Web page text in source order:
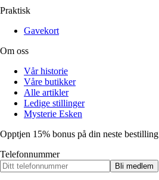
Praktisk
Gavekort
Om oss
Vår historie
Våre butikker
Alle artikler
Ledige stillinger
Mysterie Esken
Opptjen 15% bonus på din neste bestilling
Telefonnummer
Bli medlem